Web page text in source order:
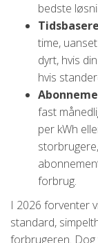
bedste
time,
dyrt, hvis
hvis
fast
per kWh
forbrug.
I 2026 forventer
standard,
forbrugeren. Dog